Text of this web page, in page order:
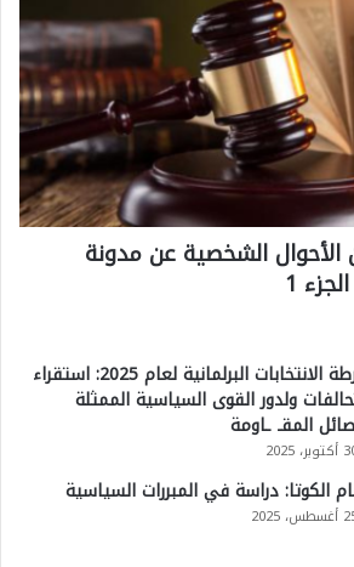
الأحوال الشخصية عن مدونة
1
خارطة الانتخابات البرلمانية لعام 2025: استقراء
ولدور القوى السياسية الممثلة
المقـ ـاومة
2025
الكوتا: دراسة في المبررات السياسية
2025